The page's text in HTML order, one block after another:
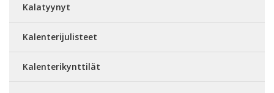
Kalatyynyt
Kalenterijulisteet
Kalenterikynttilät